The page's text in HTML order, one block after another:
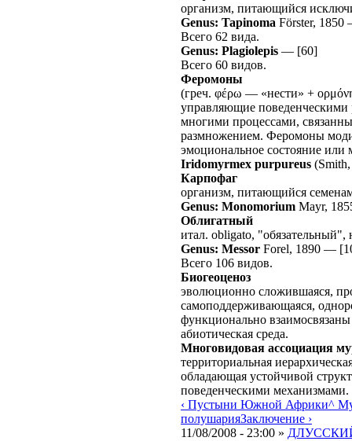
организм, питающийся
Genus: Tapinoma Förster, 1850
Всего 62 вида.
Genus: Plagiolepis — [60]
Всего 60 видов.
Феромоны
(греч. φέρω — «нести» +
управляющие поведенческими
многими процессами,
размножением. Феромоны
эмоциональное состояние или
Iridomyrmex purpureus
Карпофаг
организм, питающийся
Genus: Monomorium Mayr,
Облигатный
итал. obligato,
Genus: Messor Forel, 1890 —
Всего 106 видов.
Биогеоценоз
эволюционно сложившаяся,
самоподдерживающаяся,
функционально
абиотическая среда.
Многовидовая ассоциация
территориальная
обладающая устойчивой
поведенческими механизмами.
‹ Пустыни Южной Африки^
полушарияЗаключение ›
11/08/2008 - 23:00 »